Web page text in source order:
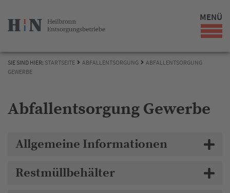
MENÜ
SIE SIND HIER: STARTSEITE ABFALLENTSORGUNG
ABFALLENTSORGUNG
GEWERBE
Abfallentsorgung Gewerbe
Allgemeine Informationen
Restmüllbehälter